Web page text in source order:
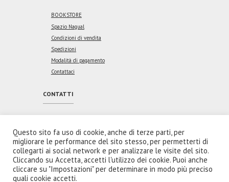
BOOKSTORE
Spazio Nagual
Condizioni di vendita
Spedizioni
Modalità di pagamento
Contattaci
CONTATTI
00176 Roma
Email:
redazione@spaziointeriore.com
Questo sito fa uso di cookie, anche di terze parti, per
migliorare le performance del sito stesso, per permetterti di
collegarti ai social network e per analizzare le visite del sito.
Cliccando su Accetta, accetti l'utilizzo dei cookie. Puoi anche
cliccare su "Impostazioni" per determinare in modo più preciso
quali cookie accetti.